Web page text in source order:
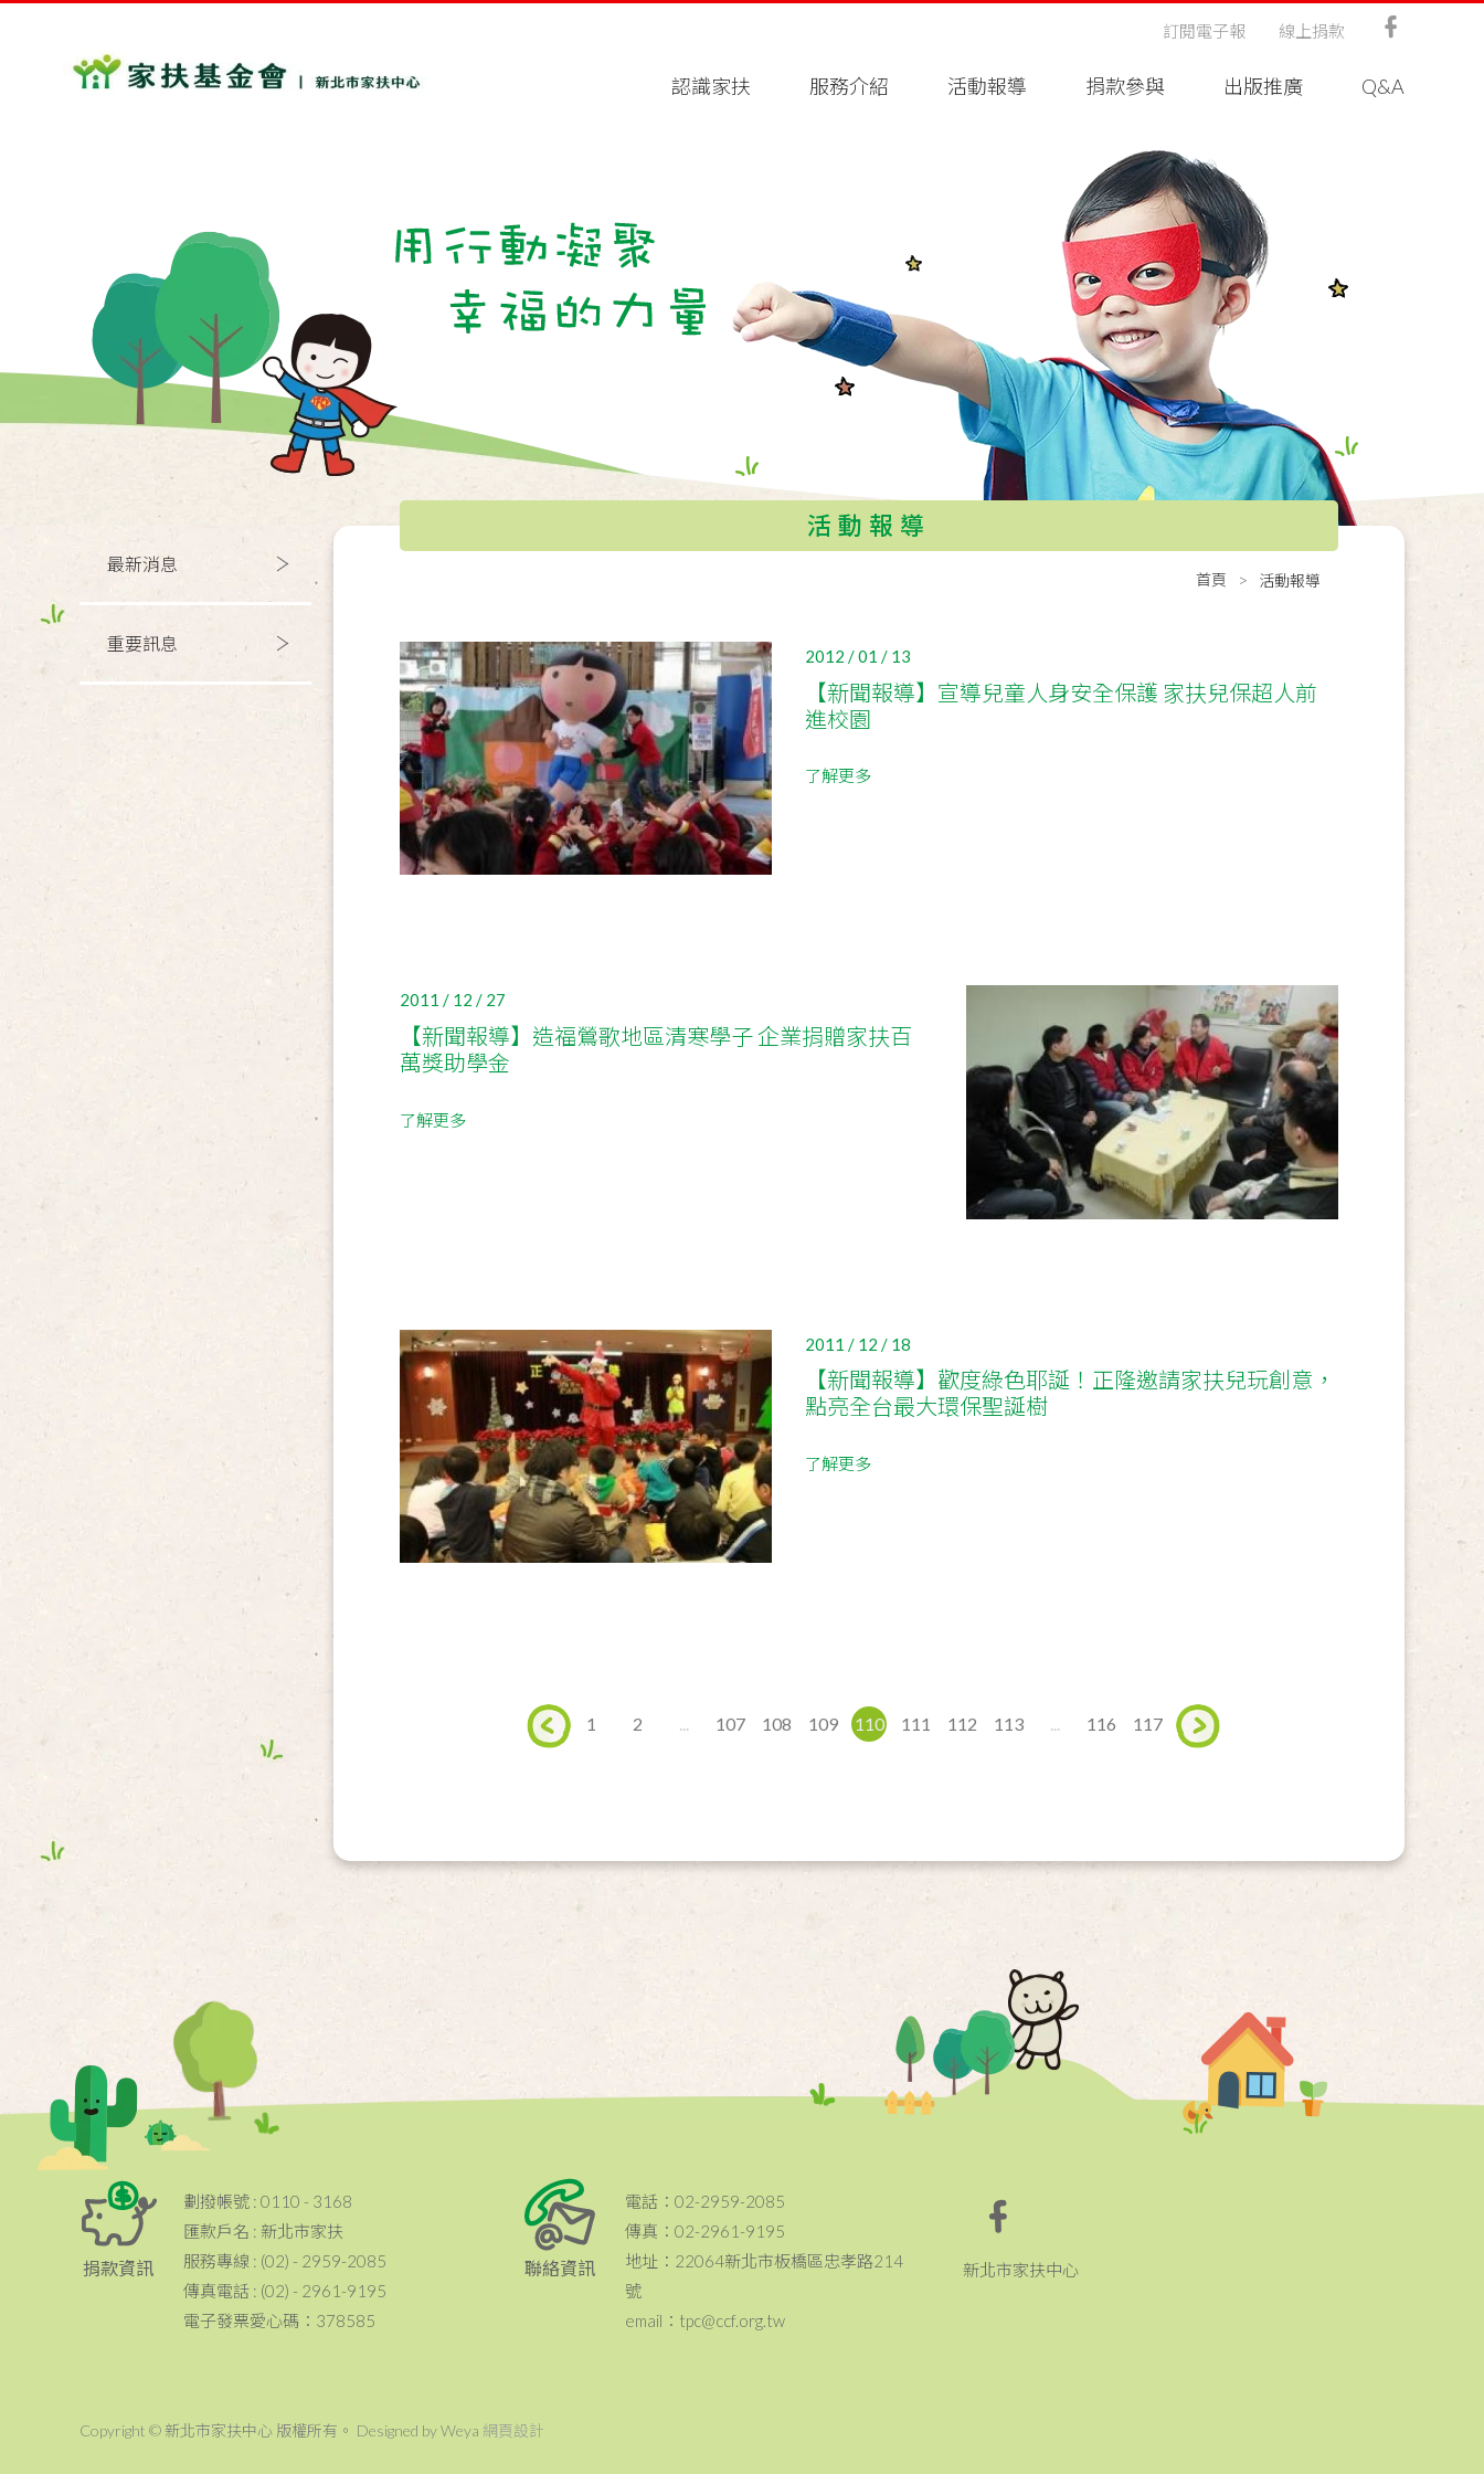
認識家扶 服務介紹 活動報導 捐款參與 出版推廣 Q&A
訂閱電子報 線上捐款
最新消息
重要訊息
活動報導
首頁 活動報導
2012 / 01 / 13
【新聞報導】宣導兒童人身安全保護 家扶兒保超人前
進校園
了解更多
2011 / 12 / 27
【新聞報導】造福鶯歌地區清寒學子 企業捐贈家扶百
萬獎助學金
了解更多
2011 / 12 / 18
【新聞報導】歡度綠色耶誕！正隆邀請家扶兒玩創意，
點亮全台最大環保聖誕樹
了解更多
1 2 ... 107 108 109 110 111 112 113 ... 116 117
捐款資訊
劃撥帳號 : 0110 - 3168
匯款戶名 : 新北市家扶
服務專線 : (02) - 2959-2085
傳真電話 : (02) - 2961-9195
電子發票愛心碼：378585
聯絡資訊
電話：02-2959-2085
傳真：02-2961-9195
地址：22064新北市板橋區忠孝路214
號
email：tpc@ccf.org.tw
新北市家扶中心
Copyright © 新北市家扶中心 版權所有。 Designed by Weya 網頁設計